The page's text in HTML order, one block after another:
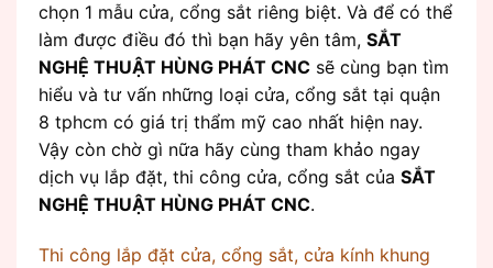
chọn 1 mẫu cửa, cổng sắt riêng biệt. Và để có thể
làm được điều đó thì bạn hãy yên tâm, SẮT
NGHỆ THUẬT HÙNG PHÁT CNC sẽ cùng bạn tìm
hiểu và tư vấn những loại cửa, cổng sắt tại quận
8 tphcm có giá trị thẩm mỹ cao nhất hiện nay.
Vậy còn chờ gì nữa hãy cùng tham khảo ngay
dịch vụ lắp đặt, thi công cửa, cổng sắt của SẮT
NGHỆ THUẬT HÙNG PHÁT CNC.
Thi công lắp đặt cửa, cổng sắt, cửa kính khung